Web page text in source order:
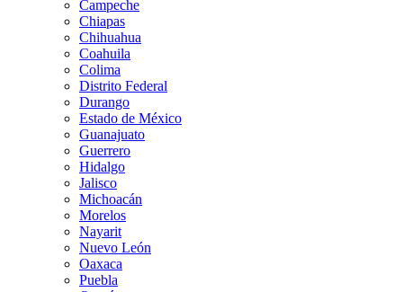
Campeche
Chiapas
Chihuahua
Coahuila
Colima
Distrito Federal
Durango
Estado de México
Guanajuato
Guerrero
Hidalgo
Jalisco
Michoacán
Morelos
Nayarit
Nuevo León
Oaxaca
Puebla